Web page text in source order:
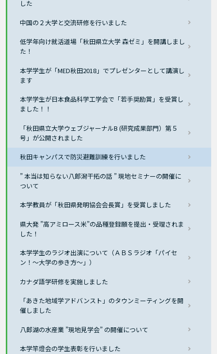
した
中国の２大学と交流研修を行いました
低学年向け就活道場「秋田県立大学 森ゼミ」を開講しまし
た！
本学学生が「MED秋田2018」でプレゼンターとして講演し
ます
本学学生が日本食品科学工学会で「若手奨励賞」を受賞し
ました！！
「秋田県立大学ウェブジャーナルB (研究成果部門）第５
号」が公開されました
秋田キャンパスで防災避難訓練を行いました
” 本当は知らない八郎潟干拓の話 ” 現地セミナーの開催に
ついて
本学教員が「秋田県発明協会会長賞」を受賞しました
県大発 ”高アミロース米”の品種登録願を提出・受理されま
した！
本学学生のラジオ出演について（ＡＢＳラジオ「パイセ
ン！～大学の歩き方～」）
カナダ語学研修を実施しました
「あきた地域学アドバンスト」のタウンミーティングを開
催しました
八郎湖の水産業 ”現地見学会” の開催について
本学竿燈会の学生表彰を行いました